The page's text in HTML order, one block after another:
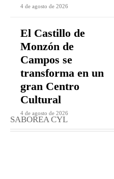
4 de agosto de 2026
El Castillo de
Monzón de
Campos se
transforma en un
gran Centro
Cultural
4 de agosto de 2026
SABOREA CYL